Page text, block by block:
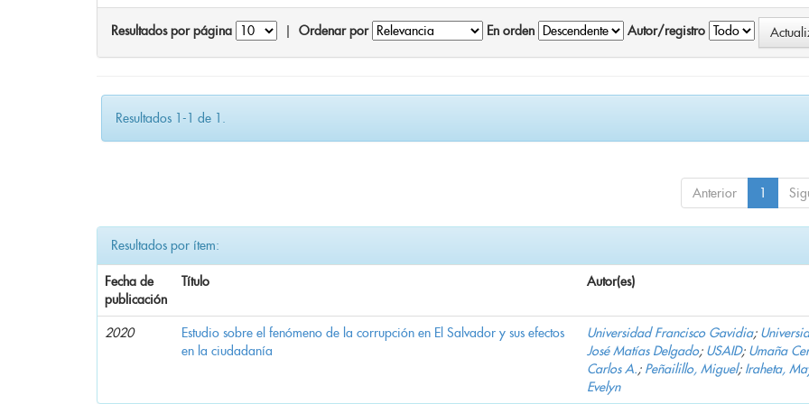
Resultados por página Ordenar por En orden Autor/registro
Resultados 1-1 de 1.
Anterior 1
Resultados por ítem:
Fecha de
publicación
Título Autor(es)
2020
Estudio sobre el fenómeno de la corrupción en El Salvador y sus efectos
en la ciudadanía
Universidad Francisco Gavidia;
José Matías Delgado; USAID; Umaña
Carlos A.; Peñailillo, Miguel; Iraheta,
Evelyn